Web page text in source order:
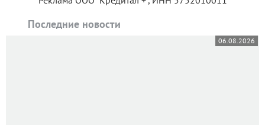
Последние новости
06.08.2026